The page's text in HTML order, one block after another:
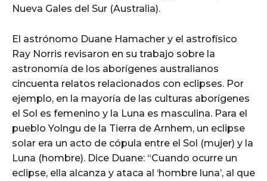
Nueva Gales del Sur (Australia).
El astrónomo Duane Hamacher y el astrofísico
Ray Norris revisaron en su trabajo sobre la
astronomía de los aborígenes australianos
cincuenta relatos relacionados con eclipses. Por
ejemplo, en la mayoría de las culturas aborígenes
el Sol es femenino y la Luna es masculina. Para el
pueblo Yolngu de la Tierra de Arnhem, un eclipse
solar era un acto de cópula entre el Sol (mujer) y la
Luna (hombre). Dice Duane: “Cuando ocurre un
eclipse, ella alcanza y ataca al ‘hombre luna’, al que